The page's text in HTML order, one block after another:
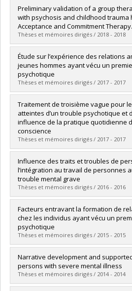
Diplômé(e) :Paquin, Karine
Cycle :Doctorat
Diplôme obtenu :Ph. D.
Lien vers le document dans Papyrus
Preliminary validation of a group
with psychosis and childhood trauma
Acceptance and Commitment Therapy.
Thèses et mémoires dirigés / 2018 - 2018
Diplômé(e) :Spidel, Alicia
Cycle : Doctorat
Diplôme obtenu :
Lien vers le document dans Papyrus
Étude sur l’expérience des relations
jeunes hommes ayant vécu un
psychotique
Thèses et mémoires dirigés / 2017 - 2017
Diplômé(e) :Latour-Desjardins,
Cycle :Doctorat
Diplôme obtenu :D. Psy.
Lien vers le document dans Papyrus
Traitement de troisième vague pour
atteintes d’un trouble psychotique et
influence de la pratique quotidienne
conscience
Thèses et mémoires dirigés / 2017 - 2017
Diplômé(e) :Simard, Stéphanie
Cycle :Doctorat
Diplôme obtenu :D. Psy.
Lien vers le document dans Papyrus
Influence des traits et troubles de
l’intégration au travail de personnes
trouble mental grave
Thèses et mémoires dirigés / 2016 - 2016
Diplômé(e) :Fortin, Guillaume
Cycle :Doctorat
Diplôme obtenu :
Lien vers le document dans Papyrus
Facteurs entravant la formation de
chez les individus ayant vécu un
psychotique
Thèses et mémoires dirigés / 2015 - 2015
Diplômé(e) :Pillay, Rowena
Cycle :Doctorat
Diplôme obtenu :D. Psy.
Lien vers le document dans Papyrus
Narrative development and
persons with severe mental illness
Thèses et mémoires dirigés / 2014 - 2014